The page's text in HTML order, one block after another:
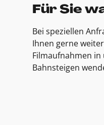
Für Sie
Bei speziellen
Ihnen gerne
Filmaufnahmen
Bahnsteigen